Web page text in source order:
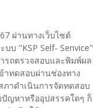
ผ่านทางเว็บไซต์
บ "KSP Self- Senvice"
รถตรวจสอบและพิมพ์ผล
าทดสอบผ่านช่องทาง
าดำเนินการจัดทดสอบ
ปัญหาหรืออุปสรรคใดๆ ก็